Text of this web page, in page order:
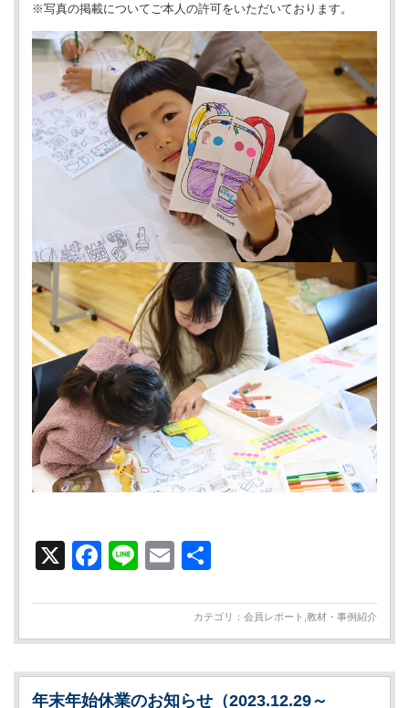
※写真の掲載についてご本人の許可をいただいております。
X Facebook
LineEmail
カテゴリ： 会員レポート 教材・事例紹介
年末年始休業のお知らせ（2023.12.29～